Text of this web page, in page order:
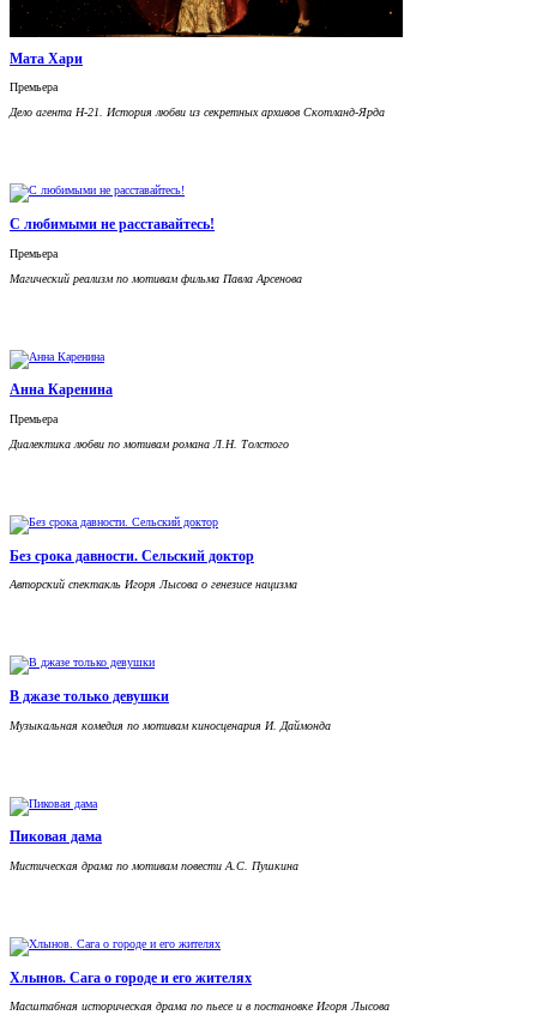
Мата Хари
Премьера
Дело агента H-21. История любви из секретных архивов Скотланд-Ярда
С любимыми не расставайтесь!
Премьера
Магический реализм по мотивам фильма Павла Арсенова
Анна Каренина
Премьера
Диалектика любви по мотивам романа Л.Н. Толстого
Без срока давности. Сельский доктор
Авторский спектакль Игоря Лысова о генезисе нацизма
В джазе только девушки
Музыкальная комедия по мотивам киносценария И. Даймонда
Пиковая дама
Мистическая драма по мотивам повести А.С. Пушкина
Хлынов. Сага о городе и его жителях
Масштабная историческая драма по пьесе и в постановке Игоря Лысова